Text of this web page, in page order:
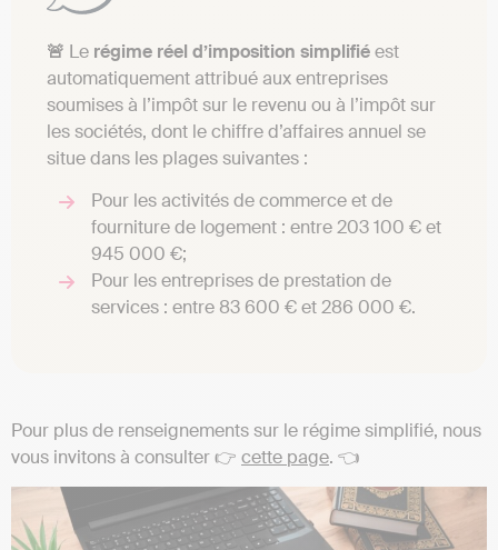
🚨 Le régime réel d’imposition simplifiéest
automatiquement attribué aux entreprises
soumises à l’impôt sur le revenu ou à l’impôt sur
les sociétés, dont le chiffre d’affaires annuel se
situe dans les plages suivantes :
Pour les activités de commerce et de
fourniture de logement : entre 203 100 € et
945 000 €;
Pour les entreprises de prestation de
services : entre 83 600 € et 286 000 €.
Pour plus de renseignements sur le régime simplifié, nous
vous invitons à consulter 👉 cette page. 👈